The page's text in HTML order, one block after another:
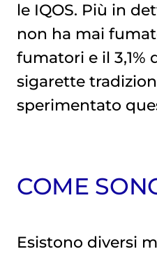
le IQOS. Più in
non ha mai
fumatori e il 3,1%
sigarette
sperimentato
COME
Esistono diversi